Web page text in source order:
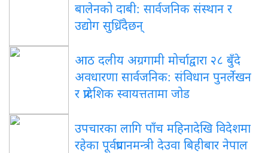
बालेनको दाबी: सार्वजनिक संस्थान र
उद्योग सुध्रिँदैछन्
आठ दलीय अग्रगामी मोर्चाद्वारा २८ बुँदे
अवधारणा सार्वजनिक: संविधान पुनर्लेखन
र प्रादेशिक स्वायत्ततामा जोड
उपचारका लागि पाँच महिनादेखि विदेशमा
रहेका पूर्वप्रधानमन्त्री देउवा बिहीबार नेपाल